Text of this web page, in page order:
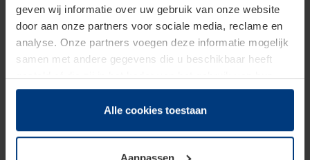
geven wij informatie over uw gebruik van onze website
door aan onze partners voor sociale media, reclame en
analyse. Onze partners voegen deze informatie mogelijk
samen met andere gegevens die u beschikbaar heeft
gesteld of die zij in het kader van het gebruik van hun
dienstverlening hebben verzameld.
Juridisch zijn wij gerechtigd om cookies op uw computer
onze pagina's absoluut noodzakelijk is. Voor alle andere
Alle cookies toestaan
Aanpassen